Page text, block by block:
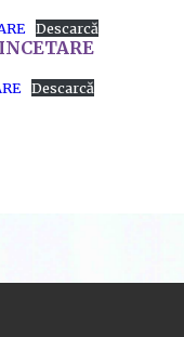
Descarcă
Descarcă